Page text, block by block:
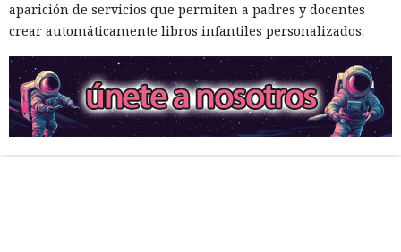
aparición de servicios que permiten a padres y docentes
crear automáticamente libros infantiles personalizados.